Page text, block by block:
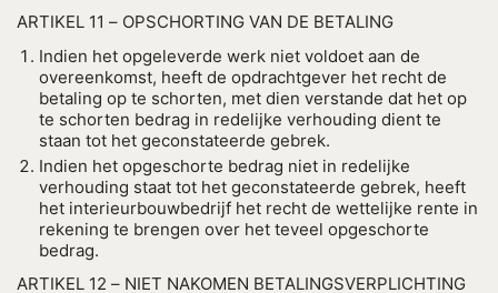
ARTIKEL 11 – OPSCHORTING VAN DE BETALING
Indien het opgeleverde werk niet voldoet aan de
overeenkomst, heeft de opdrachtgever het recht de
betaling op te schorten, met dien verstande dat het op
te schorten bedrag in redelijke verhouding dient te
staan tot het geconstateerde gebrek.
Indien het opgeschorte bedrag niet in redelijke
verhouding staat tot het geconstateerde gebrek, heeft
het interieurbouwbedrijf het recht de wettelijke rente in
rekening te brengen over het teveel opgeschorte
bedrag.
ARTIKEL 12 – NIET NAKOMEN BETALINGSVERPLICHTING